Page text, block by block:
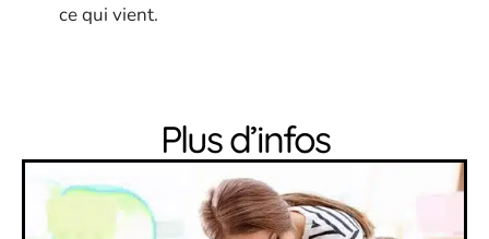
ce qui vient.
Plus d’infos